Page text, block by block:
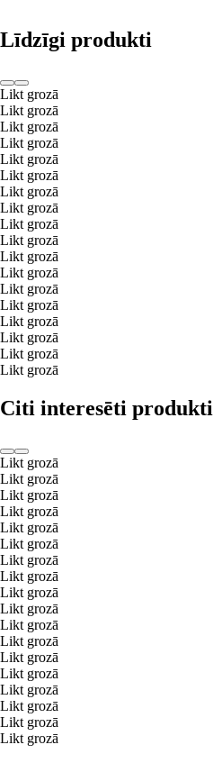
Līdzīgi produkti
Likt grozā
Likt grozā
Likt grozā
Likt grozā
Likt grozā
Likt grozā
Likt grozā
Likt grozā
Likt grozā
Likt grozā
Likt grozā
Likt grozā
Likt grozā
Likt grozā
Likt grozā
Likt grozā
Likt grozā
Likt grozā
Citi interesēti produkti
Likt grozā
Likt grozā
Likt grozā
Likt grozā
Likt grozā
Likt grozā
Likt grozā
Likt grozā
Likt grozā
Likt grozā
Likt grozā
Likt grozā
Likt grozā
Likt grozā
Likt grozā
Likt grozā
Likt grozā
Likt grozā